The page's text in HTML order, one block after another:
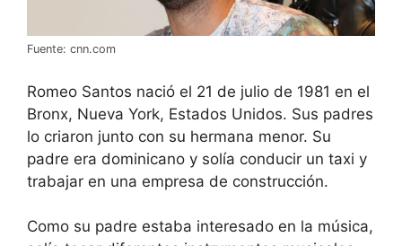
Fuente: cnn.com
Romeo Santos nació el 21 de julio de 1981 en el
Bronx, Nueva York, Estados Unidos. Sus padres
lo criaron junto con su hermana menor. Su
padre era dominicano y solía conducir un taxi y
trabajar en una empresa de construcción.
Como su padre estaba interesado en la música,